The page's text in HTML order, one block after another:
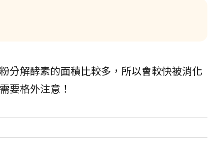
分解酵素的面積比較多，所以會較快被消化
要格外注意！